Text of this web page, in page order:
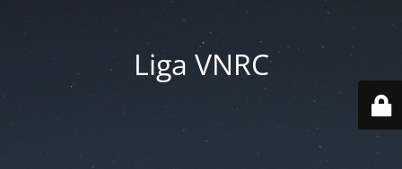
Liga VNRC